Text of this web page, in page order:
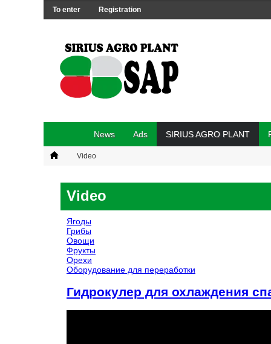
To enter Registration
News Ads SIRIUS AGRO PLANT
Video
Video
Ягоды
Грибы
Овощи
Фрукты
Орехи
Оборудование для переработки
Гидрокулер для охлаждения